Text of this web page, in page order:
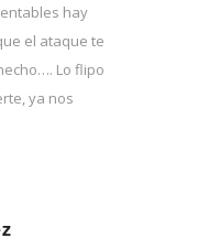
hay
el ataque te
Lo flipo
ya nos